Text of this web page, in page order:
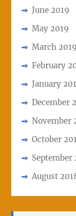
June 2019
May 2019
March 2019
February
January
December
November
October
September
August